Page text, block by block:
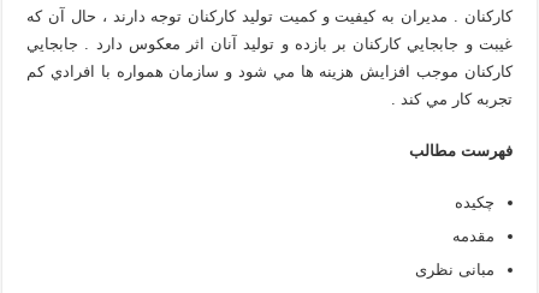
کارکنان . مديران به کيفيت و کميت توليد کارکنان توجه دارند ، حال آن که
غيبت و جابجايي کارکنان بر بازده و توليد آنان اثر معکوس دارد . جابجايي
کارکنان موجب افزايش هزينه ها مي شود و سازمان همواره با افرادي کم
تجربه کار مي کند .
فهرست مطالب
چکیده
مقدمه
مبانی نظری